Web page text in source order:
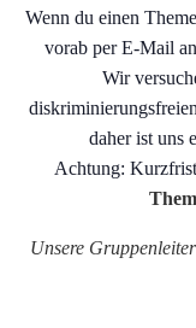
Wenn du einen
vorab per E-Mail
Wir
daher ist uns
Achtung:
Unsere